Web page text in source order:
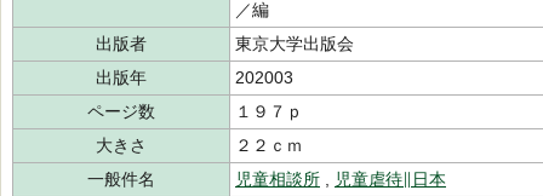
／編
出版者
東京大学出版会
出版年
202003
ページ数
１９７ｐ
大きさ
２２ｃｍ
一般件名
児童相談所
児童虐待∥日本